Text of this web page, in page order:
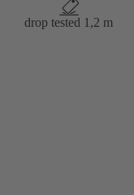
drop tested 1,2 m